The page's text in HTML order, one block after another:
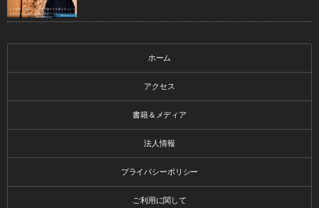
ホーム
アクセス
書籍＆メディア
法人情報
プライバシーポリシー
ご利用に関して